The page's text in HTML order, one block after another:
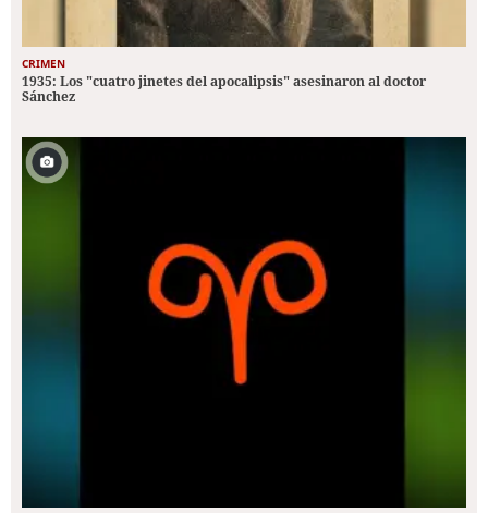
CRIMEN
1935: Los "cuatro jinetes del apocalipsis" asesinaron al doctor
Sánchez